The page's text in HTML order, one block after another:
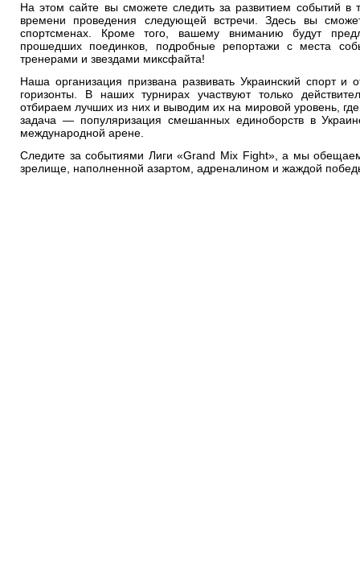
На этом сайте вы сможете следить за развитием событий в
времени проведения следующей встречи. Здесь вы
спортсменах. Кроме того, вашему вниманию будут
прошедших поединков, подробные репортажи с места
тренерами и звездами миксфайта!
Наша организация призвана развивать Украинский спорт и
горизонты. В наших турнирах участвуют только
отбираем лучших из них и выводим их на мировой уровень,
задача — популяризация смешанных единоборств в
международной арене.
Следите за событиями Лиги «Grand Mix Fight», а мы
зрелище, наполненной азартом, адреналином и жаждой